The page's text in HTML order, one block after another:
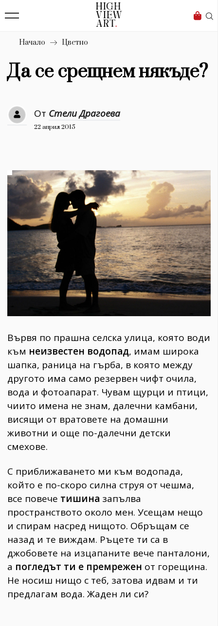
Бизнес
Мода
Dialogue
Изкуство
Красота
Дизайн
1272
Книги 1188
30+ 1970
Гурме
Пътувай
237
Здраве
Gentlemen
382
Wellness
1817
ПОСЛЕДВАЙТЕ
НИ
Начало Цветно
Да се срещнем някъде?
От Стели Драгоева
22 април 2015
Вървя по прашна селска улица, която води
към неизвестен водопад, имам широка
шапка, раница на гърба, в която между
другото има само резервен чифт очила,
вода и фотоапарат. Чувам щурци и птици,
чиито имена не знам, далечни камбани,
висящи от вратовете на домашни
животни и още по-далечни детски
смехове.
С приближаването ми към водопада,
който е по-скоро силна струя от чешма,
все повече тишина запълва
пространството около мен. Усещам нещо
и спирам насред нищото. Обръщам се
назад и те виждам. Ръцете ти са в
джобовете на изцапаните вече панталони,
а погледът ти е премрежен от горещина.
Не носиш нищо с теб, затова идвам и ти
предлагам вода. Жаден ли си?